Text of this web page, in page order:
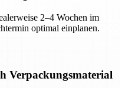
2–4 Wochen im
optimal einplanen.
Verpackungsmaterial